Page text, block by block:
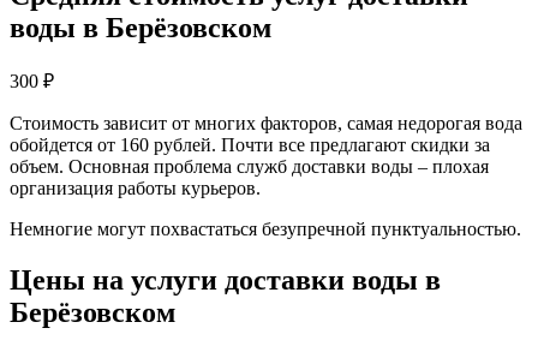
воды в Берёзовском
300 ₽
Стоимость зависит от многих факторов, самая недорогая вода
обойдется от 160 рублей. Почти все предлагают скидки за
объем. Основная проблема служб доставки воды – плохая
организация работы курьеров.
Немногие могут похвастаться безупречной пунктуальностью.
Цены на услуги доставки воды в
Берёзовском